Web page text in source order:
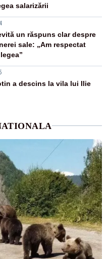
salarizării
un răspuns clar despre
sale: „Am respectat
a descins la vila lui Ilie